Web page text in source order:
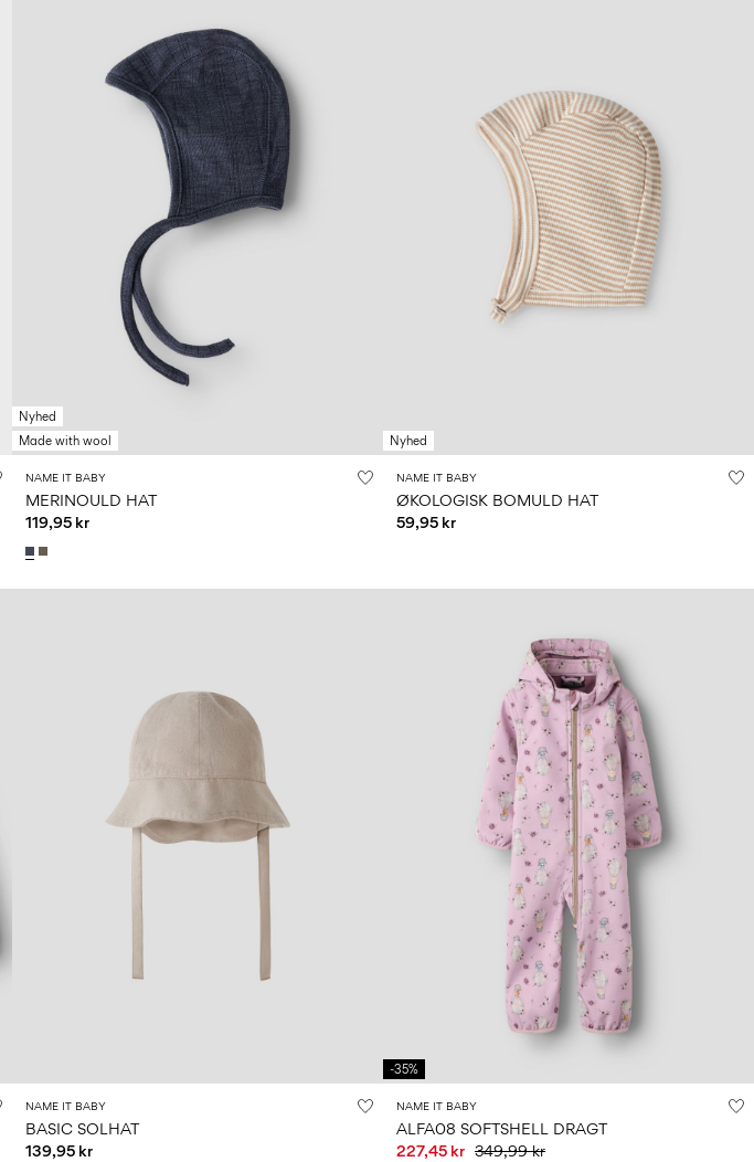
Nyhed
Made with wool
NAME IT BABY
MERINOULD HAT
119,95 kr
Nyhed
NAME IT BABY
ØKOLOGISK BOMULD HAT
59,95 kr
NAME IT BABY
BASIC SOLHAT
139,95 kr
-35%
NAME IT BABY
ALFA08 SOFTSHELL DRAGT
227,45 kr 349,99 kr